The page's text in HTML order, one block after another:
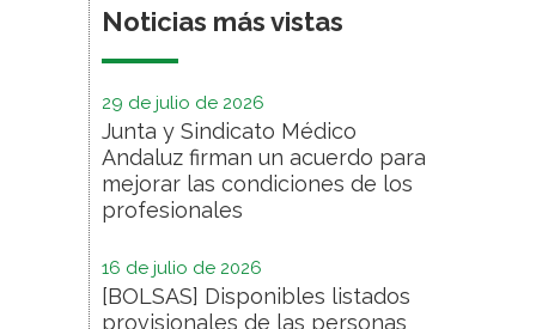
Noticias más vistas
29 de julio de 2026
Junta y Sindicato Médico
Andaluz firman un acuerdo para
mejorar las condiciones de los
profesionales
16 de julio de 2026
[BOLSAS] Disponibles listados
provisionales de las personas